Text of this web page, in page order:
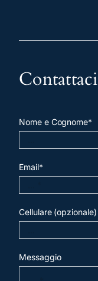
Contattaci
Nome e Cognome*
Email*
Cellulare (opzionale)
Messaggio